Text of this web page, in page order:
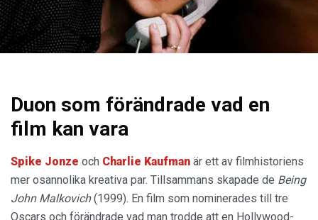
Duon som förändrade vad en
film kan vara
Spike Jonze och Charlie Kaufman är ett av filmhistoriens
mer osannolika kreativa par. Tillsammans skapade de Being
John Malkovich(1999). En film som nominerades till tre
Oscars och förändrade vad man trodde att en Hollywood-